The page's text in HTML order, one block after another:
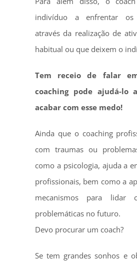
indivíduo a enfrentar os
através da realização de
habitual ou que deixem o
Tem receio de falar
coaching pode ajudá-lo
acabar com esse medo!
Ainda que o coaching
com traumas ou
como a psicologia, ajuda a
profissionais, bem como a
mecanismos para lidar
problemáticas no futuro.
Devo procurar um coach?
Se tem grandes sonhos e